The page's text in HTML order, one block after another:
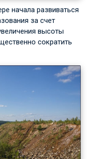
начала развиваться
за счет
высоты
сократить